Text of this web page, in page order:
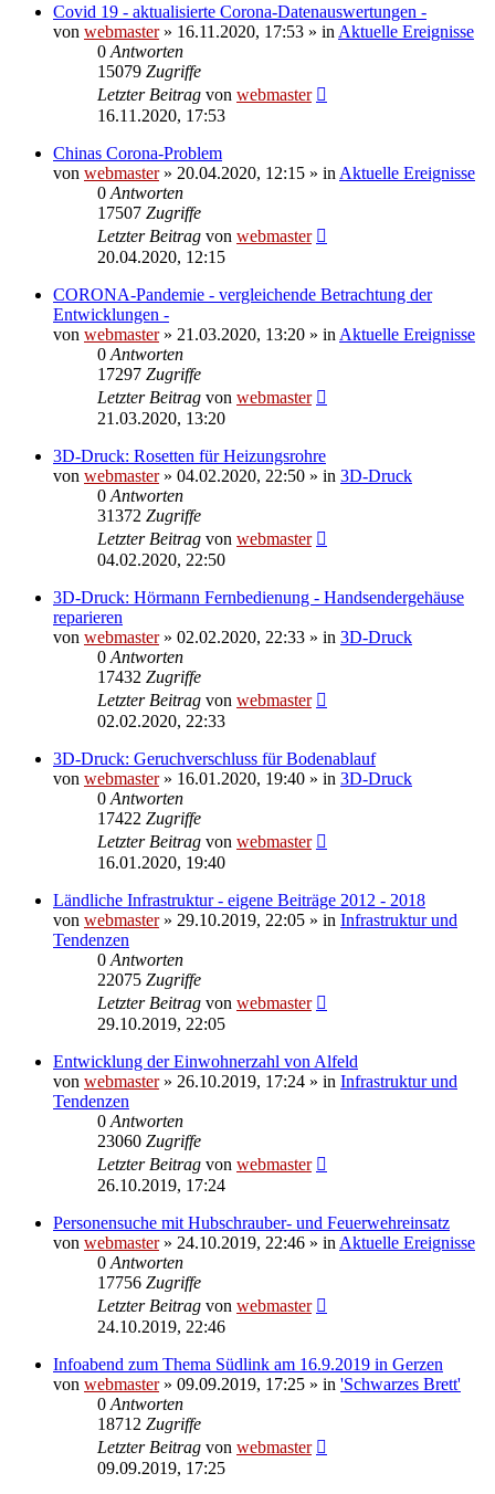
Covid 19 - aktualisierte Corona-Datenauswertungen -
von webmaster» 16.11.2020, 17:53 » in Aktuelle Ereignisse
0 Antworten
15079 Zugriffe
Letzter Beitrag von webmaster
16.11.2020, 17:53
Chinas Corona-Problem
von webmaster» 20.04.2020, 12:15 » in Aktuelle Ereignisse
0 Antworten
17507 Zugriffe
Letzter Beitrag von webmaster
20.04.2020, 12:15
CORONA-Pandemie - vergleichende Betrachtung der
Entwicklungen -
von webmaster» 21.03.2020, 13:20 » in Aktuelle Ereignisse
0 Antworten
17297 Zugriffe
Letzter Beitrag von webmaster
21.03.2020, 13:20
3D-Druck: Rosetten für Heizungsrohre
von webmaster» 04.02.2020, 22:50 » in 3D-Druck
0 Antworten
31372 Zugriffe
Letzter Beitrag von webmaster
04.02.2020, 22:50
3D-Druck: Hörmann Fernbedienung - Handsendergehäuse
reparieren
von webmaster» 02.02.2020, 22:33 » in 3D-Druck
0 Antworten
17432 Zugriffe
Letzter Beitrag von webmaster
02.02.2020, 22:33
3D-Druck: Geruchverschluss für Bodenablauf
von webmaster» 16.01.2020, 19:40 » in 3D-Druck
0 Antworten
17422 Zugriffe
Letzter Beitrag von webmaster
16.01.2020, 19:40
Ländliche Infrastruktur - eigene Beiträge 2012 - 2018
von webmaster» 29.10.2019, 22:05 » in Infrastruktur und
Tendenzen
0 Antworten
22075 Zugriffe
Letzter Beitrag von webmaster
29.10.2019, 22:05
Entwicklung der Einwohnerzahl von Alfeld
von webmaster» 26.10.2019, 17:24 » in Infrastruktur und
Tendenzen
0 Antworten
23060 Zugriffe
Letzter Beitrag von webmaster
26.10.2019, 17:24
Personensuche mit Hubschrauber- und Feuerwehreinsatz
von webmaster» 24.10.2019, 22:46 » in Aktuelle Ereignisse
0 Antworten
17756 Zugriffe
Letzter Beitrag von webmaster
24.10.2019, 22:46
Infoabend zum Thema Südlink am 16.9.2019 in Gerzen
von webmaster» 09.09.2019, 17:25 » in 'Schwarzes Brett'
0 Antworten
18712 Zugriffe
Letzter Beitrag von webmaster
09.09.2019, 17:25